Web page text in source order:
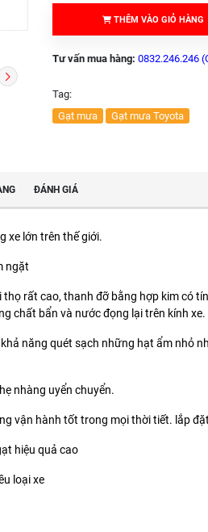
THÊM VÀO GIỎ HÀNG
Tư vấn mua hàng: 0832.246.246
Tag:
Gạt mưa
Gạt mưa Toyota
ĐÁNH GIÁ
xe lớn trên thế giới.
ngặt
rất cao, thanh đỡ bằng hợp kim có
chất bẩn và nước đọng lại trên kính xe.
năng quét sạch những hạt ẩm nhỏ
nhàng uyển chuyển.
vận hành tốt trong mọi thời tiết. lắp
hiệu quả cao
loại xe